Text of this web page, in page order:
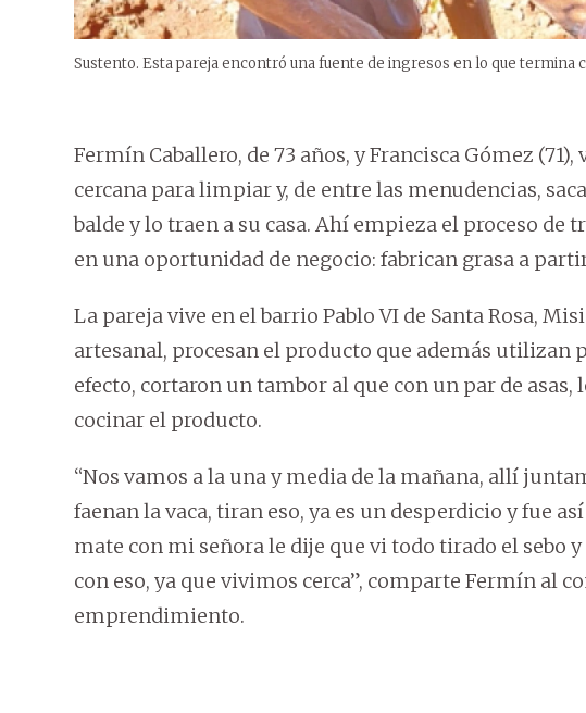
Sustento. Esta pareja encontró una fuente de ingresos en lo que termina
Fermín Caballero, de 73 años, y Francisca Gómez
cercana para limpiar y, de entre las menudencias,
balde y lo traen a su casa. Ahí empieza el proceso
en una oportunidad de negocio: fabrican grasa a
La pareja vive en el barrio Pablo VI de Santa Rosa,
artesanal, procesan el producto que además utilizan
efecto, cortaron un tambor al que con un par de
cocinar el producto.
“Nos vamos a la una y media de la mañana, allí
faenan la vaca, tiran eso, ya es un desperdicio y fue
mate con mi señora le dije que vi todo tirado el sebo
con eso, ya que vivimos cerca”, comparte Fermín al
emprendimiento.